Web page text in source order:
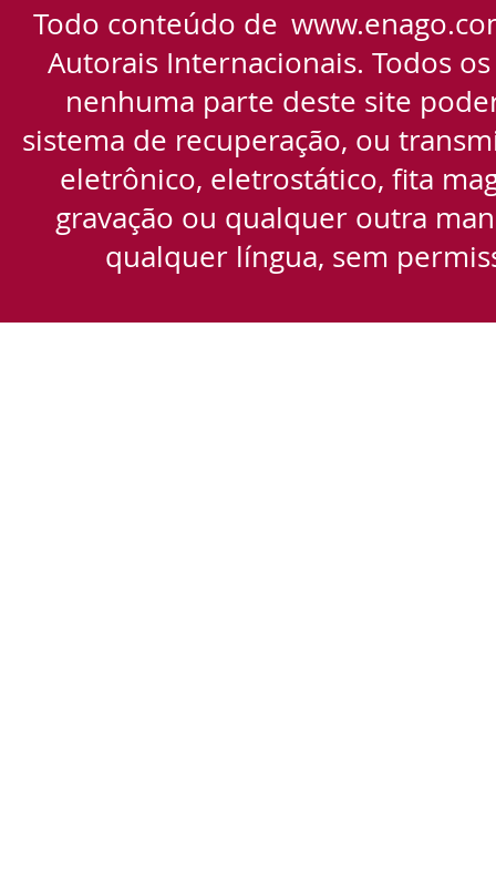
Todo conteúdo de
Autorais Internacionais. Todos
nenhuma parte deste site
sistema de recuperação, ou
eletrônico, eletrostático, fita
gravação ou qualquer outra
qualquer língua, sem